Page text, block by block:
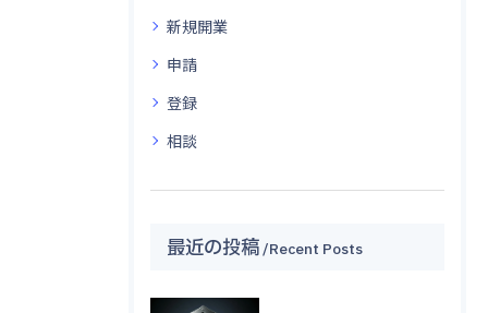
新規開業
申請
登録
相談
最近の投稿 Recent Posts